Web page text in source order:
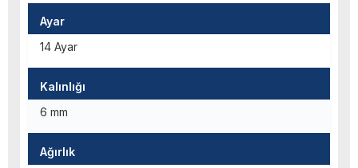
Ayar
14 Ayar
Kalınlığı
6 mm
Ağırlık